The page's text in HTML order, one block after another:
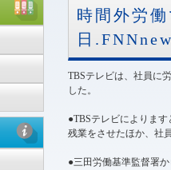
時間外労
日
TBSテレビは、社員に
した。
●TBSテレビによりま
残業をさせたほか、社
●三田労働基準監督署